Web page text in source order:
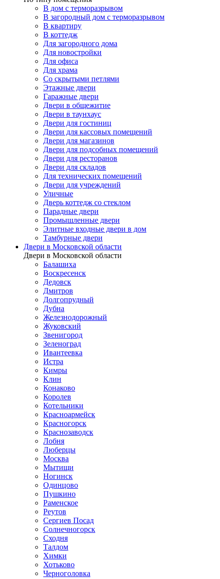
В дом с терморазрывом
В загородный дом с терморазрывом
В квартиру
В коттедж
Для загородного дома
Для новостройки
Для офиса
Для храма
Со скрытыми петлями
Этажные двери
Гаражные двери
Двери в общежитие
Двери в таунхаус
Двери для гостиниц
Двери для кассовых помещений
Двери для магазинов
Двери для подсобных помещений
Двери для ресторанов
Двери для складов
Для технических помещений
Двери для учреждений
Уличные
Дверь коттедж со стеклом
Парадные двери
Промышленные двери
Элитные входные двери в дом
Тамбурные двери
Двери в Московской области
Двери в Московской области
Балашиха
Воскресенск
Дедовск
Дмитров
Долгопрудный
Дубна
Железнодорожный
Жуковский
Звенигород
Зеленоград
Ивантеевка
Истра
Кимры
Клин
Конаково
Королев
Котельники
Красноармейск
Красногорск
Краснозаводск
Лобня
Люберцы
Москва
Мытищи
Ногинск
Одинцово
Пушкино
Раменское
Реутов
Сергиев Посад
Солнечногорск
Сходня
Талдом
Химки
Хотьково
Черноголовка